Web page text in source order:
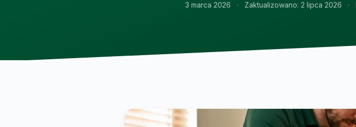
3 marca 2026 · Zaktualizowano: 2 lipca 2026 ·